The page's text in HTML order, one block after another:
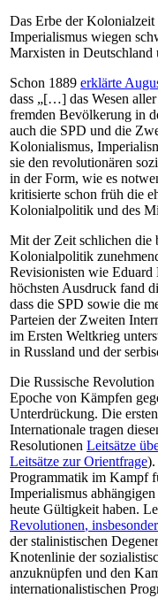
Das Erbe der
Imperialismus wiegen
Marxisten in Deutschland
Schon 1889 erklärte
dass „[…] das Wesen
fremden Bevölkerung in
auch die SPD und die
Kolonialismus,
sie den revolutionären
in der Form, wie es
kritisierte schon früh die
Kolonialpolitik und des
Mit der Zeit schlichen die
Kolonialpolitik
Revisionisten wie Eduard
höchsten Ausdruck fand
dass die SPD sowie die
Parteien der Zweiten
im Ersten Weltkrieg
in Russland und der
Die Russische
Epoche von Kämpfen
Unterdrückung. Die
Internationale tragen
Resolutionen Leitsätze
Leitsätze zur Orientfrage).
Programmatik im Kampf
Imperialismus
heute Gültigkeit haben.
Revolutionen,
der stalinistischen
Knotenlinie der
anzuknüpfen und den
internationalistischen